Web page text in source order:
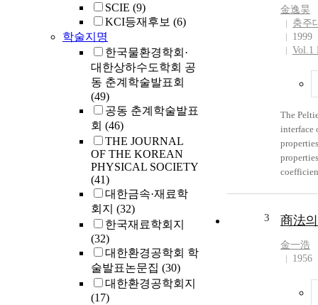
SCIE (9)
KCI등재후보 (6)
학술지명
한국물환경학회·
대한상하수도학회 공
동 춘계학술발표회
(49)
공동 춘계학술발표
회 (46)
THE JOURNAL
OF THE KOREAN
PHYSICAL SOCIETY
(41)
대한금속·재료학
회지 (32)
한국재료학회지
(32)
대한환경공학회 학
술발표논문집 (30)
대한환경공학회지
(17)
model
applied
the lead-
life than
fatigue
exterior
joints.
金逸昊
충주
1999
Vol.1
The
interface
during
3 商法
金一浩
1956